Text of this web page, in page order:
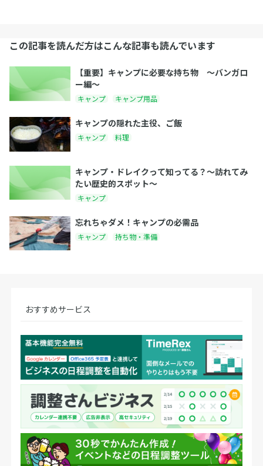
この記事を読んだ方はこんな記事も読んでいます
【重要】キャンプに必要な持ち物 〜バンガロ
ー編〜
キャンプ キャンプ用品
キャンプの隠れた主役、ご飯
キャンプ 料理
キャンプ・ドレイクって知ってる？〜訪れてみ
たい歴史的スポット〜
キャンプ
忘れちゃダメ！キャンプの必需品
キャンプ 持ち物・準備
おすすめサービス